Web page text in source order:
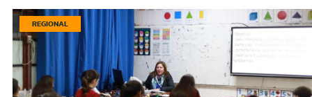
REGIONAL